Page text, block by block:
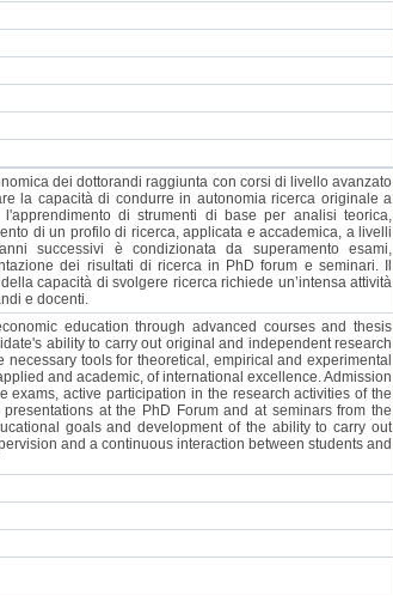
dei dottorandi raggiunta con corsi di livello avanzato
la capacità di condurre in autonomia ricerca originale a
di strumenti di base per analisi teorica,
di un profilo di ricerca, applicata e accademica, a livelli
successivi è condizionata da superamento esami,
dei risultati di ricerca in PhD forum e seminari. Il
capacità di svolgere ricerca richiede un’intensa attività
e docenti.
education through advanced courses and thesis
ability to carry out original and independent research
tools for theoretical, empirical and experimental
and academic, of international excellence. Admission
active participation in the research activities of the
at the PhD Forum and at seminars from the
goals and development of the ability to carry out
and a continuous interaction between students and